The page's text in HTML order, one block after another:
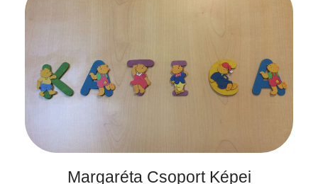
Margaréta Csoport Képei